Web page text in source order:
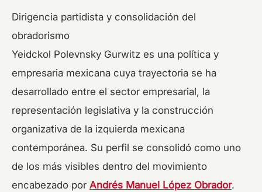
Dirigencia partidista y consolidación del
obradorismo
Yeidckol Polevnsky Gurwitz es una política y
empresaria mexicana cuya trayectoria se ha
desarrollado entre el sector empresarial, la
representación legislativa y la construcción
organizativa de la izquierda mexicana
contemporánea. Su perfil se consolidó como uno
de los más visibles dentro del movimiento
encabezado por Andrés Manuel López Obrador.